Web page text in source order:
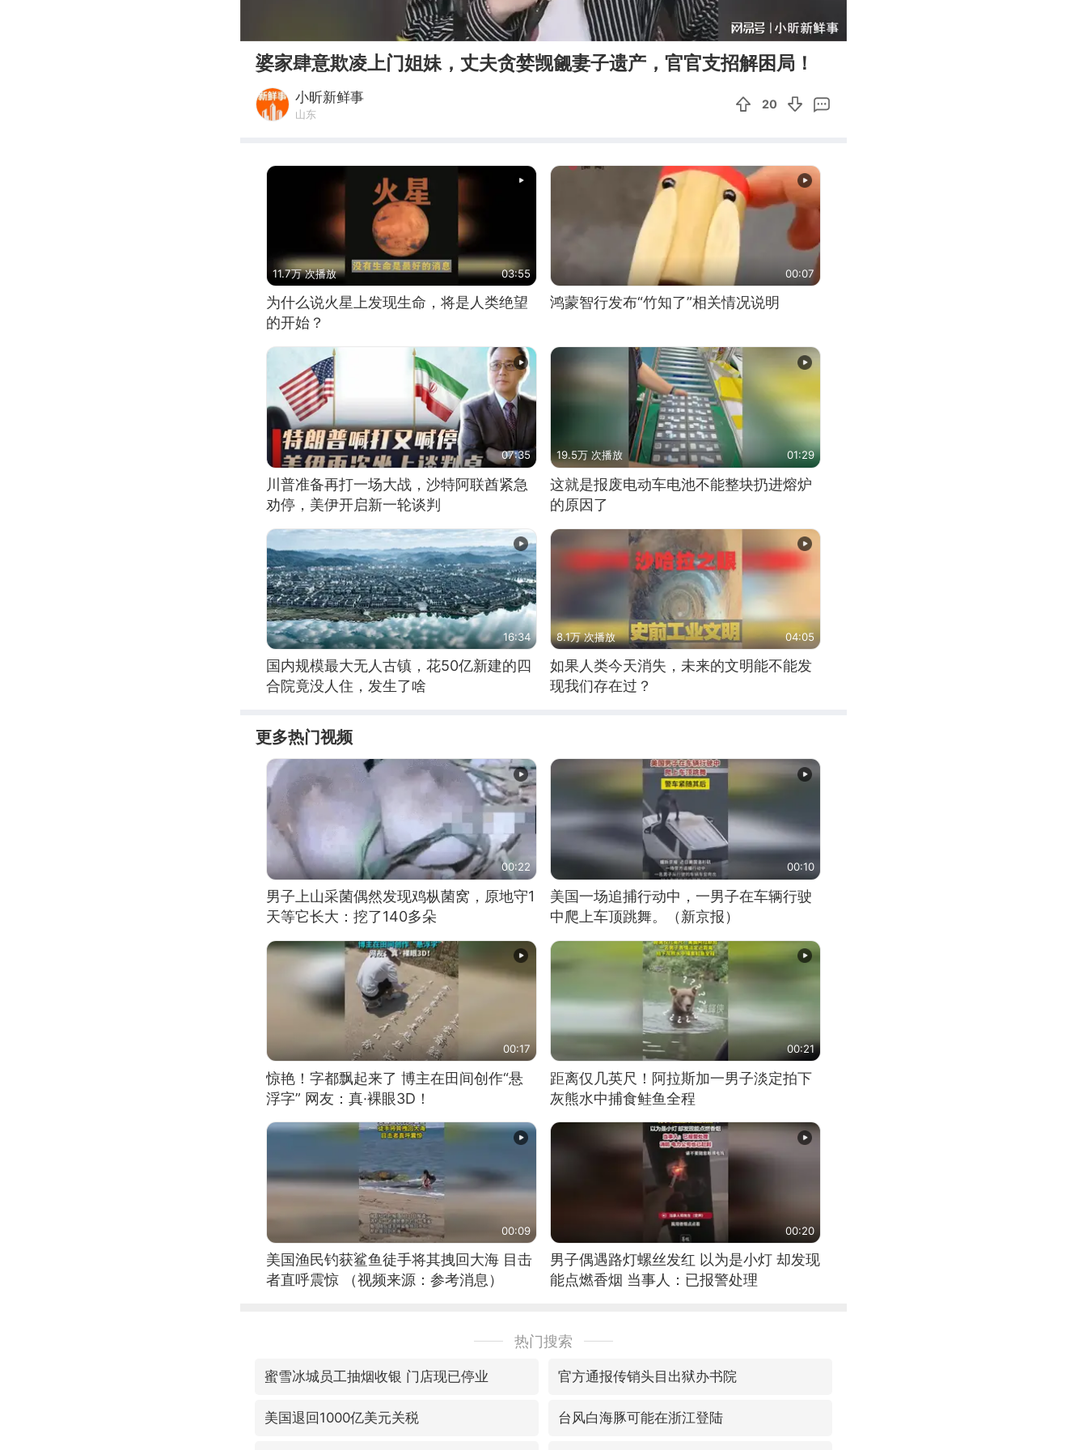
36:25
婆家肆意欺凌上门姐妹，丈夫贪婪觊觎妻子遗产，官官支招解困局！
小昕新鲜事
山东
20
11.7万 次播放 03:55
为什么说火星上发现生命，将是人类绝望
的开始？
00:07
鸿蒙智行发布“竹知了”相关情况说明
07:35
川普准备再打一场大战，沙特阿联酋紧急
劝停，美伊开启新一轮谈判
19.5万 次播放 01:29
这就是报废电动车电池不能整块扔进熔炉
的原因了
16:34
国内规模最大无人古镇，花50亿新建的四
合院竟没人住，发生了啥
8.1万 次播放 04:05
如果人类今天消失，未来的文明能不能发
现我们存在过？
更多热门视频
00:22
男子上山采菌偶然发现鸡枞菌窝，原地守1
天等它长大：挖了140多朵
00:10
美国一场追捕行动中，一男子在车辆行驶
中爬上车顶跳舞。（新京报）
00:17
惊艳！字都飘起来了 博主在田间创作“悬
浮字” 网友：真·裸眼3D！
00:21
距离仅几英尺！阿拉斯加一男子淡定拍下
灰熊水中捕食鲑鱼全程
00:09
美国渔民钓获鲨鱼徒手将其拽回大海 目击
者直呼震惊 （视频来源：参考消息）
00:20
男子偶遇路灯螺丝发红 以为是小灯 却发现
能点燃香烟 当事人：已报警处理
热门搜索
蜜雪冰城员工抽烟收银 门店现已停业 官方通报传销头目出狱办书院
美国退回1000亿美元关税 台风白海豚可能在浙江登陆